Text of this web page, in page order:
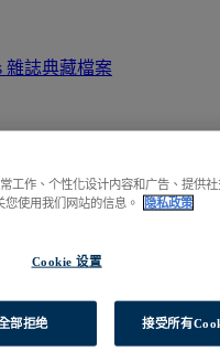
雜誌典藏檔案
Manager
工作、个性化设计内容和广告、提供
使用我们网站的信息。
隐私政策
Cookie 设置
部拒绝 接受所有